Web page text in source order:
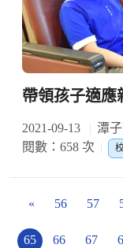
帶領孩子適應
2021-09-13 潭
閱數：658 次
« 56 57
65 66 67